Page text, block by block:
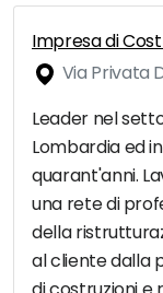
Impresa di
Via Privata
Leader nel
Lombardia ed
quarant'anni.
una rete di
della
al cliente dalla